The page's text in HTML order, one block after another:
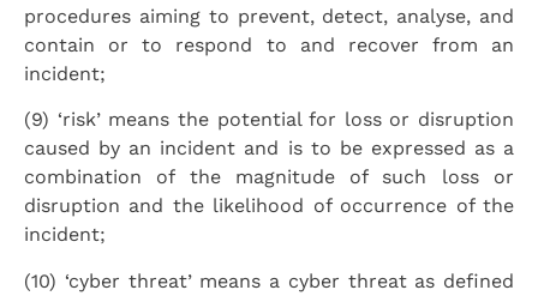
procedures aiming to prevent, detect, analyse, and
contain or to respond to and recover from an
incident;
(9) ‘risk’ means the potential for loss or disruption
caused by an incident and is to be expressed as a
combination of the magnitude of such loss or
disruption and the likelihood of occurrence of the
incident;
(10) ‘cyber threat’ means a cyber threat as defined